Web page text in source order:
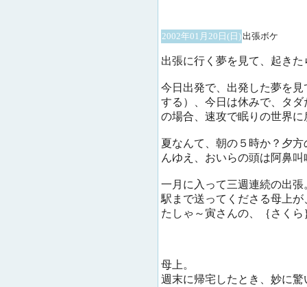
2002年01月20日(日)出張ボケ
出張に行く夢を見て、起き
今日出発で、出発した夢を
する）、今日は休みで、タ
の場合、速攻で眠りの世界に
夏なんて、朝の５時か？夕
んゆえ、おいらの頭は阿鼻
一月に入って三週連続の出
駅まで送ってくださる母上
たしゃ～寅さんの、｛さく
母上。
週末に帰宅したとき、妙に